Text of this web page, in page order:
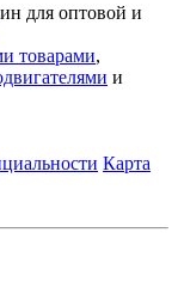
для оптовой и
товарами,
и
Карта